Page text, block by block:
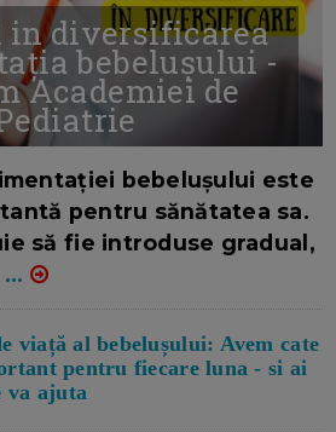
in diversificarea
bebelușului -
Academiei de
bebelușului este
pentru sănătatea sa.
să fie introduse gradual,
...
viață al bebelușului: Avem cate
pentru fiecare luna - si ai
va ajuta